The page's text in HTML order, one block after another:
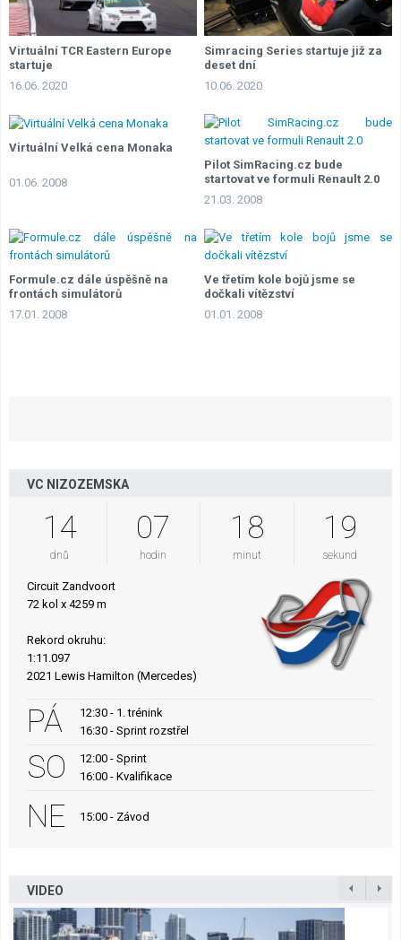
Virtuální TCR Eastern Europe
startuje
16.06. 2020
Simracing Series startuje již za
deset dní
10.06. 2020
Virtuální Velká cena Monaka
01.06. 2008
Pilot SimRacing.cz bude
startovat ve formuli Renault 2.0
21.03. 2008
Formule.cz dále úspěšně na
frontách simulátorů
17.01. 2008
Ve třetím kole bojů jsme se
dočkali vítězství
01.01. 2008
VC NIZOZEMSKA
14
dnů
07
hodin
18
minut
18
sekund
Circuit Zandvoort
72 kol x 4259 m
Rekord okruhu:
1:11.097
2021 Lewis Hamilton (Mercedes)
PÁ
12:30 - 1. trénink
16:30 - Sprint rozstřel
SO
12:00 - Sprint
16:00 - Kvalifikace
NE 15:00 - Závod
VIDEO